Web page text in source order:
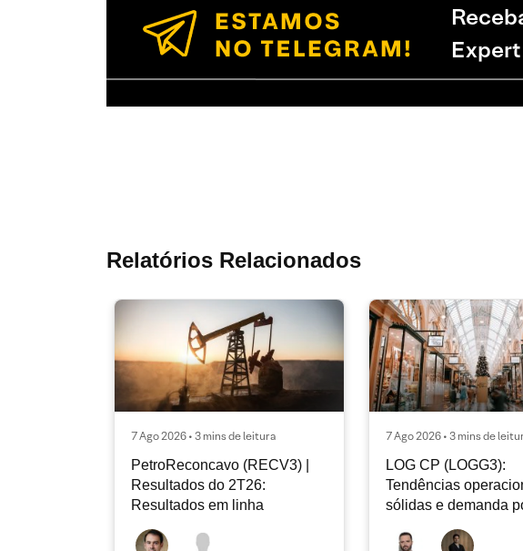
Relatórios Relacionados
7 Ago 2026 • 3 mins de leitura
PetroReconcavo (RECV3) |
Resultados do 2T26:
Resultados em linha
7 Ago 2026 • 3 mins de
LOG CP (LOGG3):
Tendências
sólidas e demanda
reciclagem de ativos